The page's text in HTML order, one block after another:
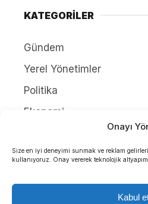
Onayı
Size en iyi deneyimi sunmak ve reklam
kullanıyoruz. Onay vererek teknolojik
Kabul
KATEGORİLER
Gündem
Yerel Yönetimler
Politika
Ekonomi
Dünya